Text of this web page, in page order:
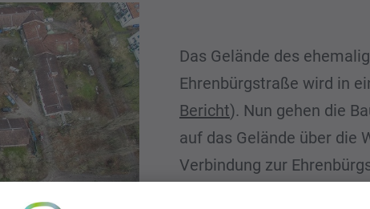
Das Gelände des
Ehrenbürgstraße wird in
Bericht). Nun gehen die
auf das Gelände über die
Verbindung zur
bleibt möglich. Die